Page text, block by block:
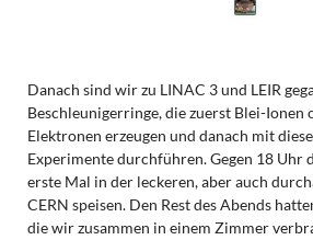
Danach sind wir zu LINAC 3 und LEIR
Beschleunigerringe, die zuerst Blei-Ionen
Elektronen erzeugen und danach mit
Experimente durchführen. Gegen 18 Uhr
erste Mal in der leckeren, aber auch
CERN speisen. Den Rest des Abends
die wir zusammen in einem Zimmer